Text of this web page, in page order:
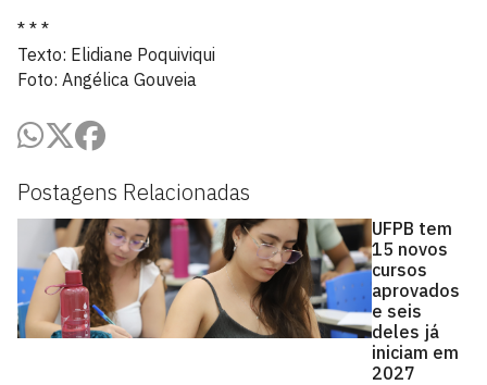
Postagens Relacionadas
UFPB tem
15 novos
cursos
aprovados
e seis
deles já
iniciam em
2027
* * *
Texto: Elidiane Poquiviqui
Foto: Angélica Gouveia